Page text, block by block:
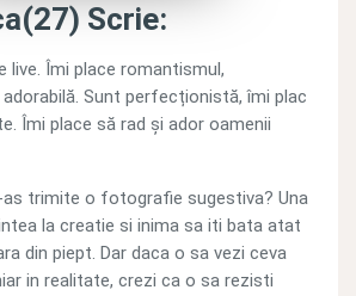
Scrie:
live. Îmi place romantismul,
Sunt perfecționistă, îmi plac
Îmi place să rad și ador oamenii
trimite o fotografie sugestiva? Una
la creatie si inima sa iti bata atat
din piept. Dar daca o sa vezi ceva
in realitate, crezi ca o sa rezisti